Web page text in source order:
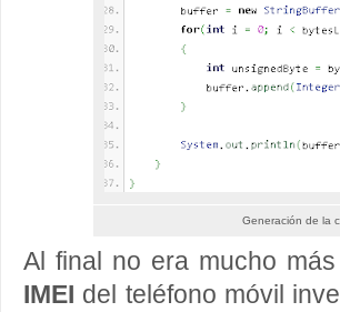
Generación de la
Al final no era mucho
IMEI del teléfono móvil